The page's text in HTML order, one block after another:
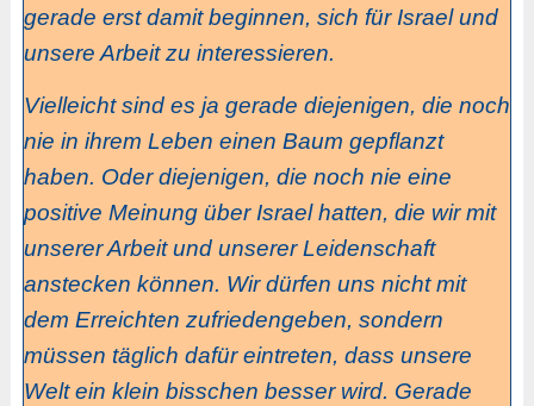
gerade erst damit beginnen, sich für Israel und
unsere Arbeit zu interessieren.
Vielleicht sind es ja gerade diejenigen, die noch
nie in ihrem Leben einen Baum gepflanzt
haben. Oder diejenigen, die noch nie eine
positive Meinung über Israel hatten, die wir mit
unserer Arbeit und unserer Leidenschaft
anstecken können. Wir dürfen uns nicht mit
dem Erreichten zufriedengeben, sondern
müssen täglich dafür eintreten, dass unsere
Welt ein klein bisschen besser wird. Gerade